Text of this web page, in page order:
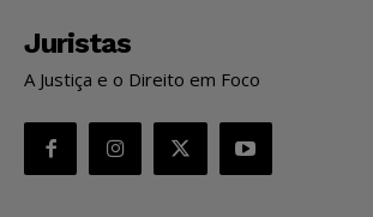
Juristas
A Justiça e o Direito em Foco